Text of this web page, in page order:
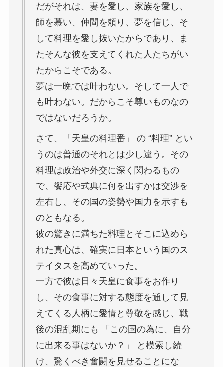
だがそれは、妻を愛し、家族を愛し、
師を慕い、仲間を頼り、夢を信じ、そ
して料理を愛し抜いたからであり、ま
たそんな彼を支えてくれた人たちがい
たからこそである。
夢は一晩では叶わない。そして一人で
も叶わない。だからこそ尊いものなの
ではないだろうか。
さて、「天皇の料理番」 の “料理” とい
うのは普通のそれとは少し違う。その
料理は政治や外交に深く関わるもの
で、饗応や式典に何を出すかは交渉を
左右し、その国の姿勢や国力を示すも
のともなる。
彼の驚きに満ちた料理とそこに込めら
れた真心は、確実に日本という国のス
テイタスを高めていった。
一方で彼は日々天皇に食事をお作り
し、その食事に対する態度を通して見
えてくる人柄に愛情と尊敬を感じ、戦
後の混乱期にも 「この国の為に、自分
に出来る事はないか？」 と模索し続
け、驚くべき奮闘を見せることにな